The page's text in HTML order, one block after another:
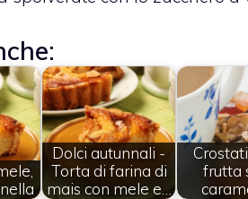
Dolci autunnali -
Torta di farina di
mais con mele e…
frutta